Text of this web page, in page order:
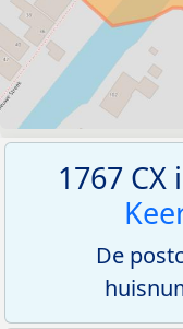
1767
De